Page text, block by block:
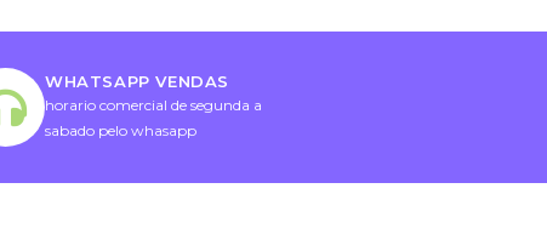
WHATSAPP VENDAS
horario comercial de segunda a
sabado pelo whasapp